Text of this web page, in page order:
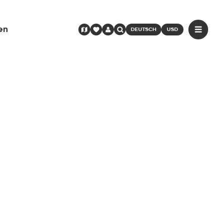
DEUTSCH USD